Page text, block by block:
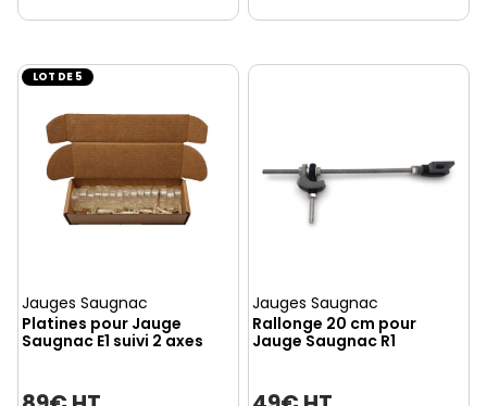
(5 avis)
LOT DE 5
Jauges Saugnac
Platines pour Jauge
Saugnac E1 suivi 2 axes
Jauges Saugnac
Rallonge 20 cm pour
Jauge Saugnac R1